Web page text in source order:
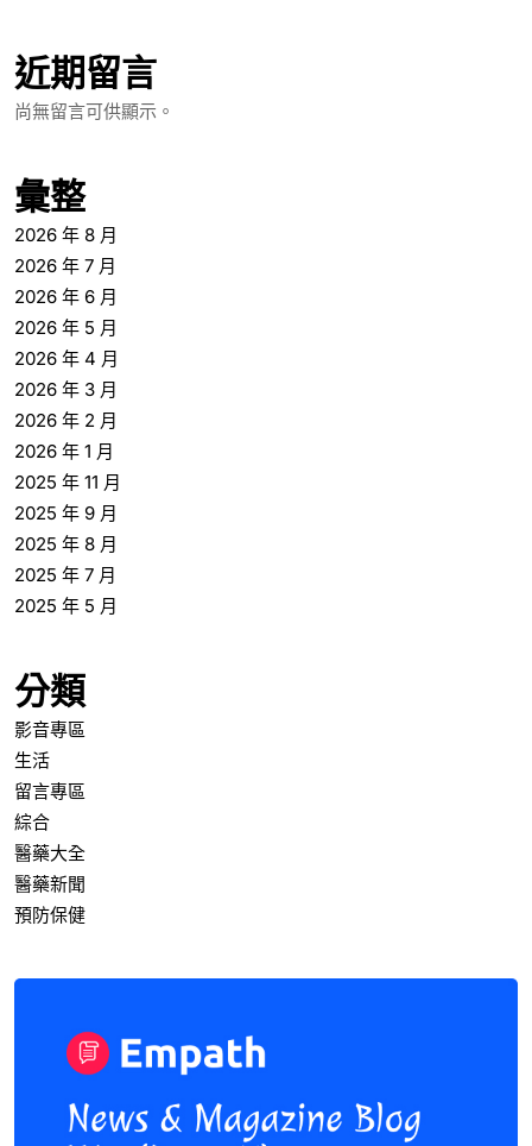
近期留言
尚無留言可供顯示。
彙整
2026 年 8 月
2026 年 7 月
2026 年 6 月
2026 年 5 月
2026 年 4 月
2026 年 3 月
2026 年 2 月
2026 年 1 月
2025 年 11 月
2025 年 9 月
2025 年 8 月
2025 年 7 月
2025 年 5 月
分類
影音專區
生活
留言專區
綜合
醫藥大全
醫藥新聞
預防保健